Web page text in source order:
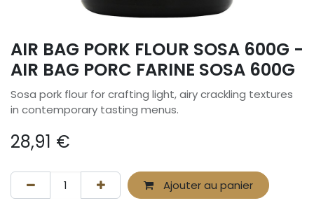
AIR BAG PORK FLOUR SOSA 600G -
AIR BAG PORC FARINE SOSA 600G
Sosa pork flour for crafting light, airy crackling textures
in contemporary tasting menus.
28,91 €
Ajouter au panier